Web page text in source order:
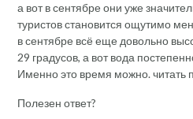
а вот в сентябре они уже
туристов становится ощутимо
в сентябре всё еще довольно
29 градусов, а вот вода
Именно это время можно. читать
Полезен ответ?